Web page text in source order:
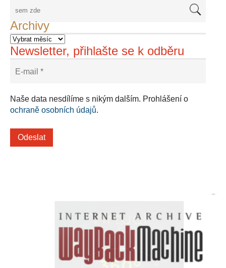
Archivy
Newsletter, přihlašte se k odběru
Naše data nesdílíme s nikým dalším. Prohlášení o
ochraně osobních údajů.